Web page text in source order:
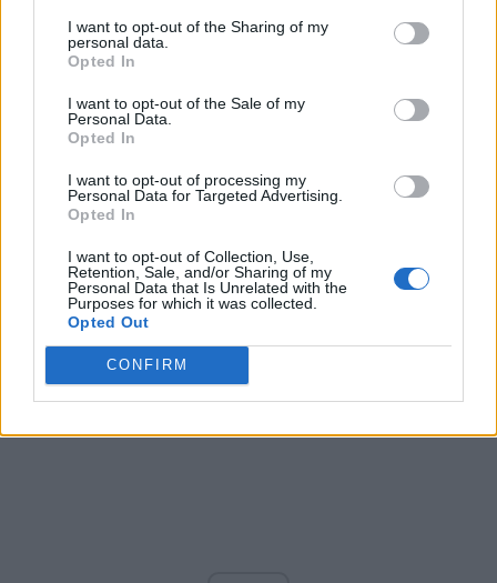
I want to opt-out of the Sharing of my
personal data.
Opted In
I want to opt-out of the Sale of my
Personal Data.
Opted In
I want to opt-out of processing my
Personal Data for Targeted Advertising.
Opted In
I want to opt-out of Collection, Use,
Retention, Sale, and/or Sharing of my
Personal Data that Is Unrelated with the
Purposes for which it was collected.
Opted Out
CONFIRM
Puteți susține ZIARISTII.COM făcând
donație AICI.
CITIȚI ȘI:
Laura Vicol și Vladimir Ciorbă – cel puțin o
noapte în arest! Luați cu duba și duși în „Beciul
Cei patru fruntași PSD care au poluat
Parlamentul cu o toxină: Laura Vicol. Cei 5
PNL-iști care au ajutat la instalarea acesteia la
șefia Comisiei juridice